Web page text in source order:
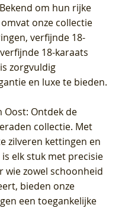
om hun rijke
onze collectie
verfijnde 18-
18-karaats
zorgvuldig
en luxe te bieden.
Oost: Ontdek de
collectie. Met
zilveren kettingen en
elk stuk met precisie
wie zowel schoonheid
bieden onze
een toegankelijke